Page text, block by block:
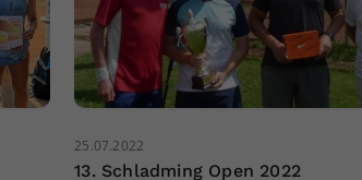
25.07.2022
13. Schladming Open 2022